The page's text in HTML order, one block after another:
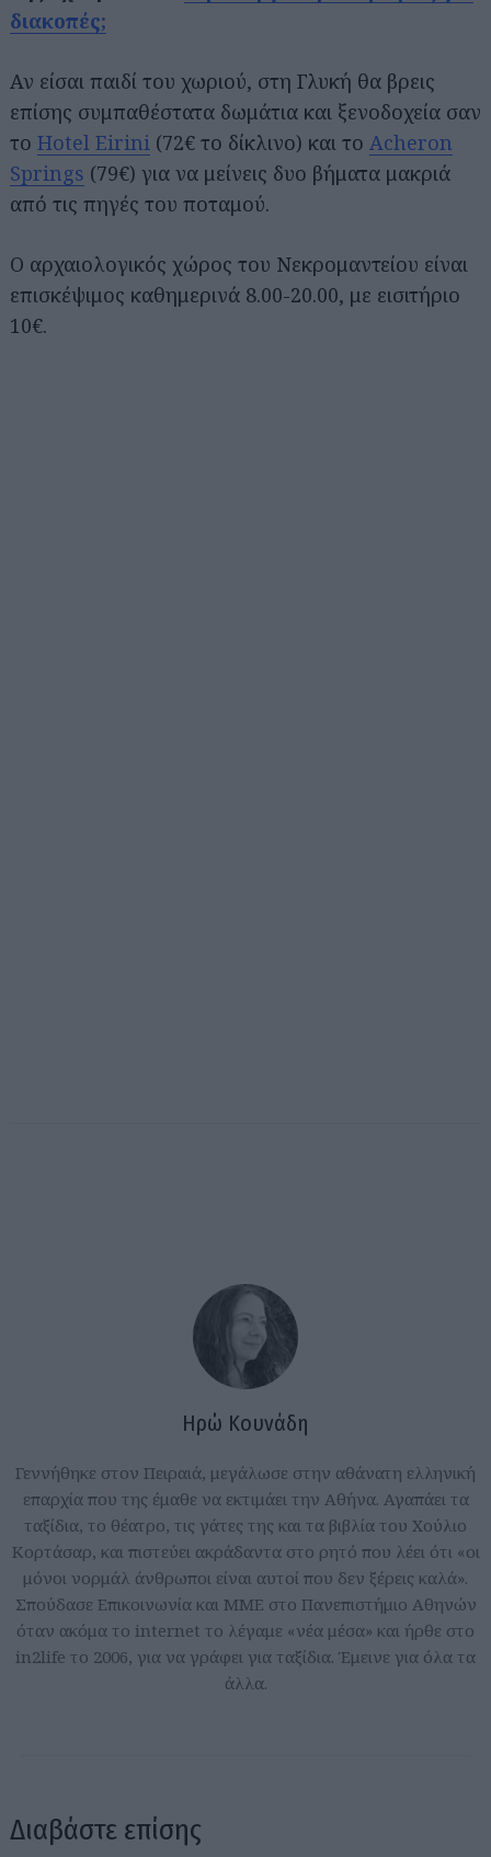
διακοπές;
Αν είσαι παιδί του χωριού, στη Γλυκή θα βρεις
επίσης συμπαθέστατα δωμάτια και ξενοδοχεία σαν
το Hotel Eirini (72€ το δίκλινο) και το Acheron
Springs (79€) για να μείνεις δυο βήματα μακριά
από τις πηγές του ποταμού.
Ο αρχαιολογικός χώρος του Νεκρομαντείου είναι
επισκέψιμος καθημερινά 8.00-20.00, με εισιτήριο
10€.
Ηρώ Κουνάδη
Γεννήθηκε στον Πειραιά, μεγάλωσε στην αθάνατη ελληνική
επαρχία που της έμαθε να εκτιμάει την Αθήνα. Αγαπάει τα
ταξίδια, το θέατρο, τις γάτες της και τα βιβλία του Χούλιο
Κορτάσαρ, και πιστεύει ακράδαντα στο ρητό που λέει ότι «οι
μόνοι νορμάλ άνθρωποι είναι αυτοί που δεν ξέρεις καλά».
Σπούδασε Επικοινωνία και ΜΜΕ στο Πανεπιστήμιο Αθηνών
όταν ακόμα το internet το λέγαμε «νέα μέσα» και ήρθε στο
in2life το 2006, για να γράφει για ταξίδια. Έμεινε για όλα τα
άλλα.
Διαβάστε επίσης